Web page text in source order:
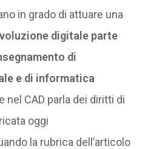
in grado di attuare una
digitale parte
di
e di informatica
nel CAD parla dei diritti di
oggi
la rubrica dell’articolo